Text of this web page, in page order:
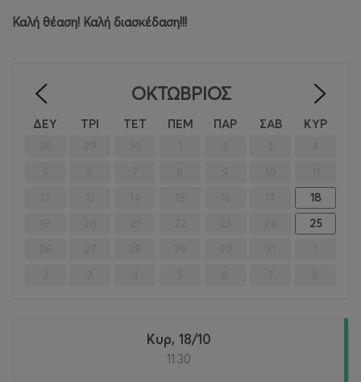
Καλή θέαση! Καλή διασκέδαση!!!
ΟΚΤΏΒΡΙΟΣ
ΔΕΥ ΤΡΙ ΤΕΤ ΠΕΜ ΠΑΡ ΣΑΒ ΚΥΡ
18
25
Κυρ, 18/10
11:30